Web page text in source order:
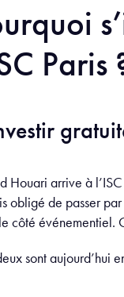
Paris
Houari arrive à
obligé de passer
côté événementiel.
sont aujourd’hui